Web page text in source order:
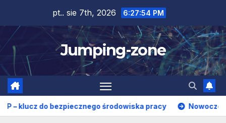
content
pt.. sie 7th, 2026 6:27:56 PM
Jumping-zone
środowiska pracy Nowoczesna diagnostyka